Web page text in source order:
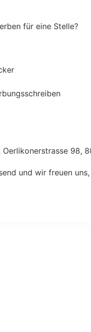
für eine Stelle?
98,
und wir freuen